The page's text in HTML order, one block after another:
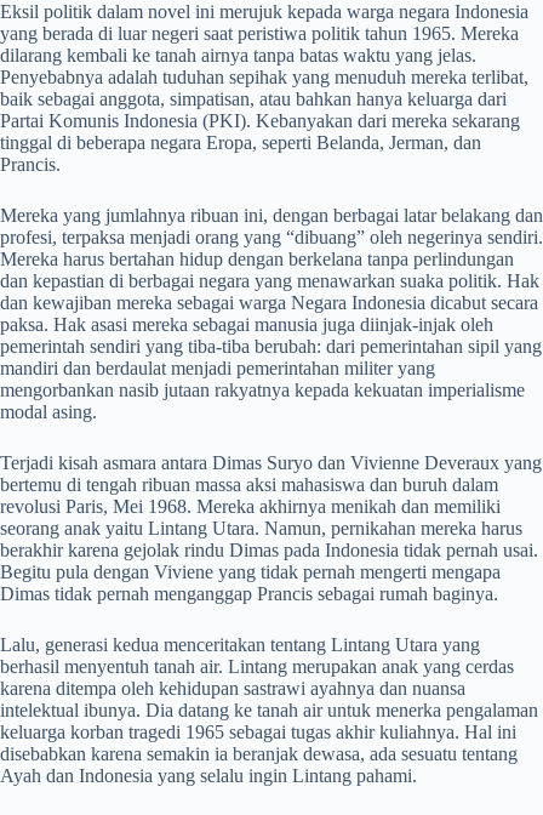
Eksil politik dalam novel ini merujuk kepada warga negara Indonesia
yang berada di luar negeri saat peristiwa politik tahun 1965. Mereka
dilarang kembali ke tanah airnya tanpa batas waktu yang jelas.
Penyebabnya adalah tuduhan sepihak yang menuduh mereka terlibat,
baik sebagai anggota, simpatisan, atau bahkan hanya keluarga dari
Partai Komunis Indonesia (PKI). Kebanyakan dari mereka sekarang
tinggal di beberapa negara Eropa, seperti Belanda, Jerman, dan
Prancis.
Mereka yang jumlahnya ribuan ini, dengan berbagai latar belakang dan
profesi, terpaksa menjadi orang yang “dibuang” oleh negerinya sendiri.
Mereka harus bertahan hidup dengan berkelana tanpa perlindungan
dan kepastian di berbagai negara yang menawarkan suaka politik. Hak
dan kewajiban mereka sebagai warga Negara Indonesia dicabut secara
paksa. Hak asasi mereka sebagai manusia juga diinjak-injak oleh
pemerintah sendiri yang tiba-tiba berubah: dari pemerintahan sipil yang
mandiri dan berdaulat menjadi pemerintahan militer yang
mengorbankan nasib jutaan rakyatnya kepada kekuatan imperialisme
modal asing.
Terjadi kisah asmara antara Dimas Suryo dan Vivienne Deveraux yang
bertemu di tengah ribuan massa aksi mahasiswa dan buruh dalam
revolusi Paris, Mei 1968. Mereka akhirnya menikah dan memiliki
seorang anak yaitu Lintang Utara. Namun, pernikahan mereka harus
berakhir karena gejolak rindu Dimas pada Indonesia tidak pernah usai.
Begitu pula dengan Viviene yang tidak pernah mengerti mengapa
Dimas tidak pernah menganggap Prancis sebagai rumah baginya.
Lalu, generasi kedua menceritakan tentang Lintang Utara yang
berhasil menyentuh tanah air. Lintang merupakan anak yang cerdas
karena ditempa oleh kehidupan sastrawi ayahnya dan nuansa
intelektual ibunya. Dia datang ke tanah air untuk menerka pengalaman
keluarga korban tragedi 1965 sebagai tugas akhir kuliahnya. Hal ini
disebabkan karena semakin ia beranjak dewasa, ada sesuatu tentang
Ayah dan Indonesia yang selalu ingin Lintang pahami.